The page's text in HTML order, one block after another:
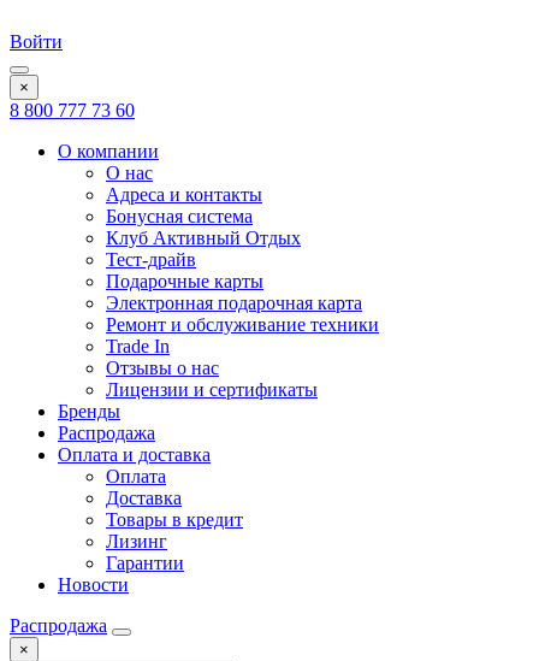
Войти
×
8 800 777 73 60
О компании
О нас
Адреса и контакты
Бонусная система
Клуб Активный Отдых
Тест-драйв
Подарочные карты
Электронная подарочная карта
Ремонт и обслуживание техники
Trade In
Отзывы о нас
Лицензии и сертификаты
Бренды
Распродажа
Оплата и доставка
Оплата
Доставка
Товары в кредит
Лизинг
Гарантии
Новости
Распродажа
×